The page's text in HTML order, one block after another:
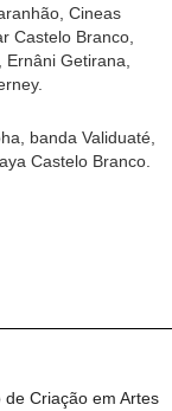
Cineas
Castelo Branco,
Getirana,
banda Validuaté,
Castelo Branco.
de Criação em Artes